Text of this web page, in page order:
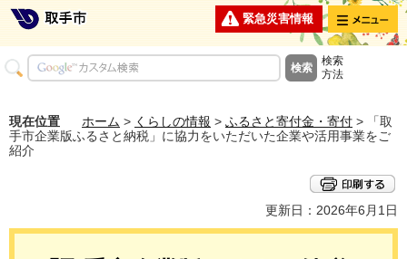
緊急災害情報 メニュー
検索
方法
現在位置 ホーム > くらしの情報 > ふるさと寄付金・寄付 > 「取
手市企業版ふるさと納税」に協力をいただいた企業や活用事業をご
紹介
更新日：2026年6月1日